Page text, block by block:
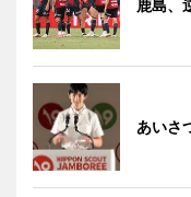
鹿島、
あいさ